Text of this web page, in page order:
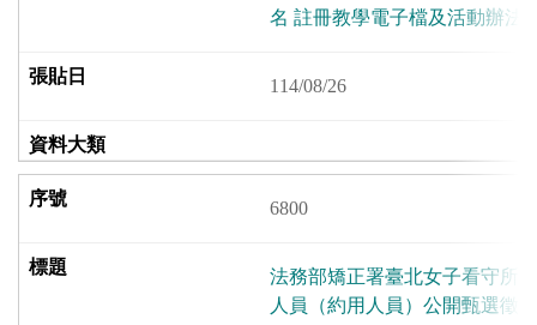
名 註冊教學電子檔及活動辦法
114/08/26
6800
法務部矯正署臺北女子看守所
人員（約用人員）公開甄選徵